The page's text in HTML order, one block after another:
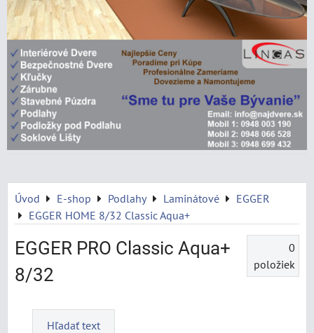
Úvod E-shop Podlahy Laminátové
EGGER
EGGER HOME 8/32 Classic Aqua+
EGGER PRO Classic Aqua+
8/32
0
položiek
Hľadať text